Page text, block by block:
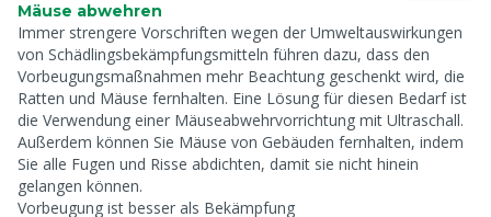
Mäuse abwehren
Immer strengere Vorschriften wegen der Umweltauswirkungen
von Schädlingsbekämpfungsmitteln führen dazu, dass den
Vorbeugungsmaßnahmen mehr Beachtung geschenkt wird, die
Ratten und Mäuse fernhalten. Eine Lösung für diesen Bedarf ist
die Verwendung einer Mäuseabwehrvorrichtung mit Ultraschall.
Außerdem können Sie Mäuse von Gebäuden fernhalten, indem
Sie alle Fugen und Risse abdichten, damit sie nicht hinein
gelangen können.
Vorbeugung ist besser als Bekämpfung